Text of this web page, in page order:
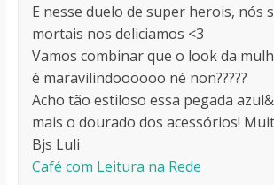
E nesse duelo de super herois, nós
mortais nos deliciamos <3
Vamos combinar que o look da
é maravilindoooooo né non?????
Acho tão estiloso essa pegada
mais o dourado dos acessórios!
Bjs Luli
Café com Leitura na Rede